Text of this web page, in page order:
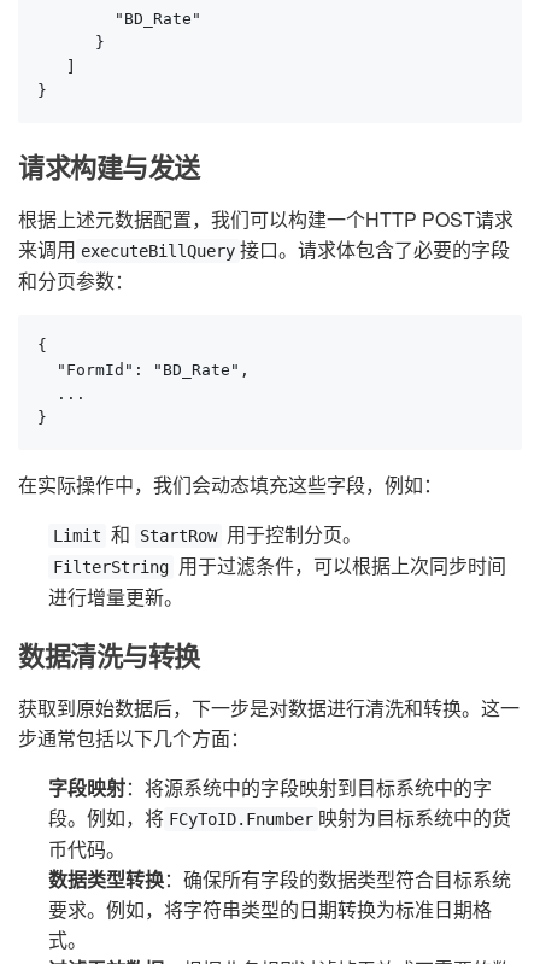
        "BD_Rate"
      }
}
请求构建与发送
根据上述元数据配置，我们可以构建一个HTTP POST请求
来调用 executeBillQuery 接口。请求体包含了必要的字段
和分页参数：
{
  "FormId": "BD_Rate",
  ...
}
在实际操作中，我们会动态填充这些字段，例如：
Limit 和 StartRow 用于控制分页。
FilterString 用于过滤条件，可以根据上次同步时间
进行增量更新。
数据清洗与转换
获取到原始数据后，下一步是对数据进行清洗和转换。这一
步通常包括以下几个方面：
字段映射：将源系统中的字段映射到目标系统中的字
段。例如，将 FCyToID.Fnumber 映射为目标系统中的货
币代码。
数据类型转换：确保所有字段的数据类型符合目标系统
要求。例如，将字符串类型的日期转换为标准日期格
式。